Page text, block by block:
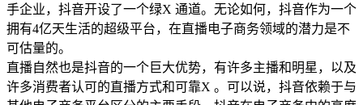
手企业，抖音开设了一个绿X 通道。无论如何，抖音作为一个
拥有4亿天生活的超级平台，在直播电子商务领域的潜力是不
可估量的。
直播自然也是抖音的一个巨大优势，有许多主播和明星，以及
许多消费者认可的直播方式和可靠X 。可以说，抖音依赖于与